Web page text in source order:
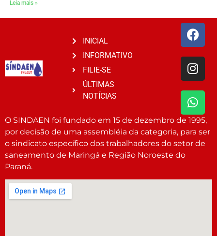
Leia mais »
INICIAL
INFORMATIVO
FILIE-SE
ÚLTIMAS
NOTÍCIAS
O SINDAEN foi fundado em 15 de dezembro de 1995,
por decisão de uma assembléia da categoria, para ser
o sindicato específico dos trabalhadores do setor de
saneamento de Maringá e Região Noroeste do
Paraná.